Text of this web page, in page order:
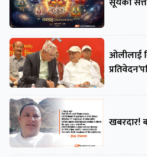
ओलीलाई
खबरदार!